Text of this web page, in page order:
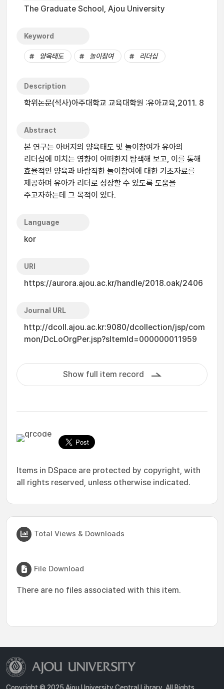
The Graduate School, Ajou University
Keyword
양육태도 놀이참여 리더십
Description
학위논문(석사)아주대학교 교육대학원 :유아교육,2011. 8
Abstract
본 연구는 아버지의 양육태도 및 놀이참여가 유아의
리더십에 미치는 영향이 어떠한지 탐색해 보고, 이를 통해
효율적인 양육과 바람직한 놀이참여에 대한 기초자료를
제공하며 유아가 리더로 성장할 수 있도록 도움을
주고자하는데 그 목적이 있다.
Language
kor
URI
https://aurora.ajou.ac.kr/handle/2018.oak/2406
Journal URL
http://dcoll.ajou.ac.kr:9080/dcollection/jsp/com
mon/DcLoOrgPer.jsp?sItemId=000000011959
Show full item record
Items in DSpace are protected by copyright, with
all rights reserved, unless otherwise indicated.
Total Views & Downloads
File Download
There are no files associated with this item.